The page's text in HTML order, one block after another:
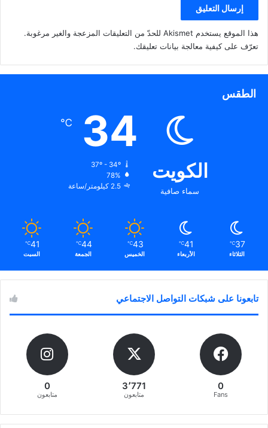
هذا الموقع يستخدم Akismet للحدّ من التعليقات المزعجة والغير مرغوبة.
تعرّف على كيفية معالجة بيانات تعليقك.
الطقس
الكويت
سماء صافية
34
℃
37º - 34º
78%
2.5 كيلومتر/ساعة
37
℃
الثلاثاء
41
℃
الأربعاء
43
℃
الخميس
44
℃
الجمعة
41
℃
السبت
تابعونا على شبكات التواصل الاجتماعي
0
Fans
3٬771
متابعون
0
متابعون